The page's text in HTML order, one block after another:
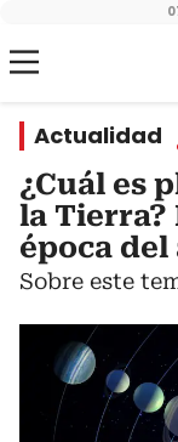
Actualidad
¿Cuál es
la Tierra?
época del
Sobre este